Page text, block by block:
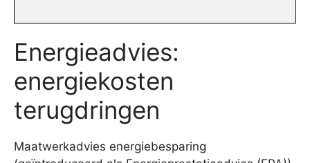
Energieadvies:
energiekosten
terugdringen
Maatwerkadvies energiebesparing